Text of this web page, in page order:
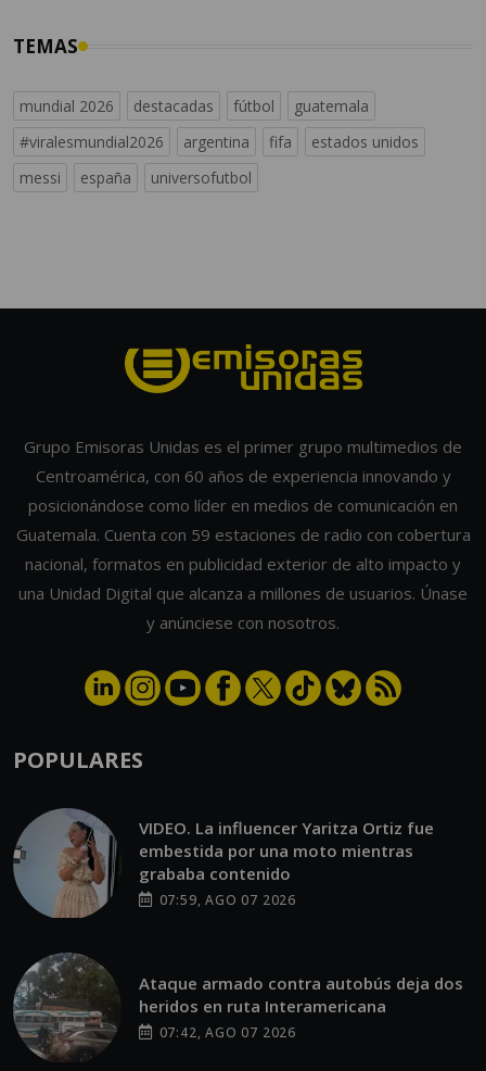
TEMAS
mundial 2026 destacadas fútbol
guatemala
#viralesmundial2026
argentina fifa
estados unidos
messi
españa universofutbol
Grupo Emisoras Unidas es el primer grupo multimedios de
Centroamérica, con 60 años de experiencia innovando y
posicionándose como líder en medios de comunicación en
Guatemala. Cuenta con 59 estaciones de radio con cobertura
nacional, formatos en publicidad exterior de alto impacto y
una Unidad Digital que alcanza a millones de usuarios. Únase
y anúnciese con nosotros.
POPULARES
VIDEO. La influencer Yaritza Ortiz fue
embestida por una moto mientras
grababa contenido
07:59, AGO 07 2026
Ataque armado contra autobús deja dos
heridos en ruta Interamericana
07:42, AGO 07 2026